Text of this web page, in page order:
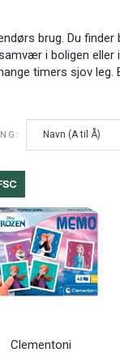
brug. Du finder
i boligen eller
timers sjov
Clementoni